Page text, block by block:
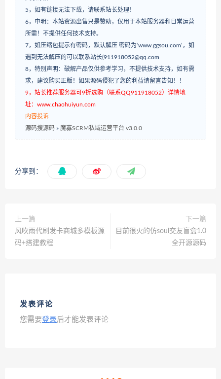
5，如有链接无法下载，请联系站长处理！
6，申明：本站资源出售只是赞助，仅用于本站服务器和日常运营
所需！不提供任何技术支持。
7，如压缩包提示有密码，默认解压 密码为‘www.ggsou.com’，如
遇到无法解压的可以联系站长(911918052@qq.com
8，特别声明：破解产品仅供参考学习，不提供技术支持，如有需
求，建议购买正版！如果源码侵犯了您的利益请留言告知！！
9，站长推荐服务器可9折选购（联系QQ911918052）详情地
址：www.chaohuiyun.com
内容投诉
源码搜源码 » 魔寡SCRM私域运营平台 v3.0.0
分享到：
上一篇
风吹雨代刷发卡商城多模板源
码+搭建教程
下一篇
目前很火的仿soul交友盲盒1.0
全开源源码
发表评论
您需要登录后才能发表评论